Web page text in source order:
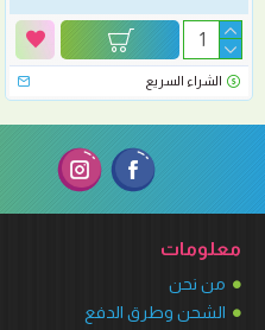
الشراء السريع
معلومات
من نحن
الشحن وطرق الدفع